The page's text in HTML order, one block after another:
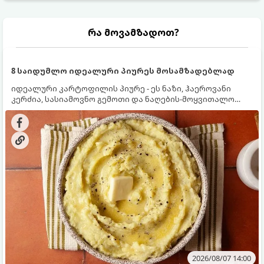
რა მოვამზადოთ?
8 საიდუმლო იდეალური პიურეს მოსამზადებლად
იდეალური კარტოფილის პიურე - ეს ნაზი, ჰაეროვანი
კერძია, სასიამოვნო გემოთი და ნაღების-მოყვითალო
ფერით. მისი მომზადება ძალიან მარტივია, მაგრამ
არსებობს რამდენიმე საიდუმლო, რომლებიც უნდა
იცოდეთ, რომ პიურე იდეალურად გემრიელი გამოვიდეს.
2026/08/07 14:00